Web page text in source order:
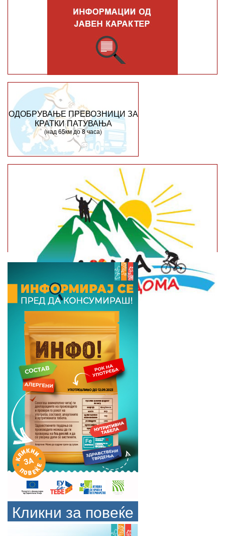
ОДОБРУВАЊЕ ПРЕВОЗНИЦИ ЗА
КРАТКИ ПАТУВАЊА
(над 65км до 8 часа)
Кликни за повеќе